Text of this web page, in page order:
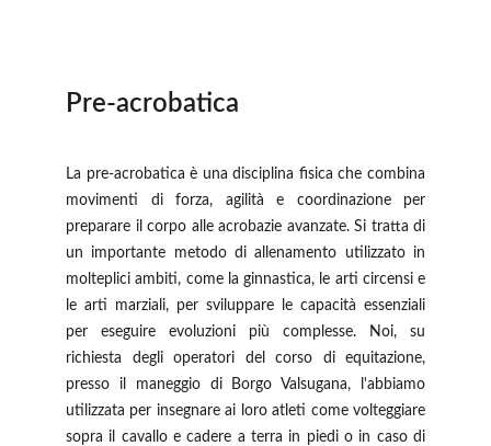
Pre-acrobatica
La pre-acrobatica è una disciplina fisica che combina
movimenti di forza, agilità e coordinazione per
preparare il corpo alle acrobazie avanzate. Si tratta di
un importante metodo di allenamento utilizzato in
molteplici ambiti, come la ginnastica, le arti circensi e
le arti marziali, per sviluppare le capacità essenziali
per eseguire evoluzioni più complesse. Noi, su
richiesta degli operatori del corso di equitazione,
presso il maneggio di Borgo Valsugana, l'abbiamo
utilizzata per insegnare ai loro atleti come volteggiare
sopra il cavallo e cadere a terra in piedi o in caso di